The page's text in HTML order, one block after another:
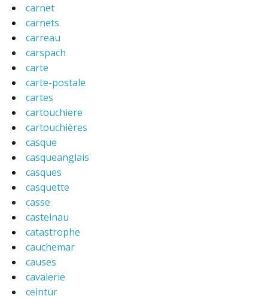
carnet
carnets
carreau
carspach
carte
carte-postale
cartes
cartouchiere
cartouchières
casque
casqueanglais
casques
casquette
casse
castelnau
catastrophe
cauchemar
causes
cavalerie
ceintur